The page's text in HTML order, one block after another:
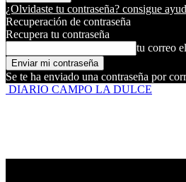
¿Olvidaste tu contraseña? consigue
Recuperación de contraseña
Recupera tu contraseña
tu correo
Se te ha enviado una contraseña por
DIARIO CAMPO LA DULCE